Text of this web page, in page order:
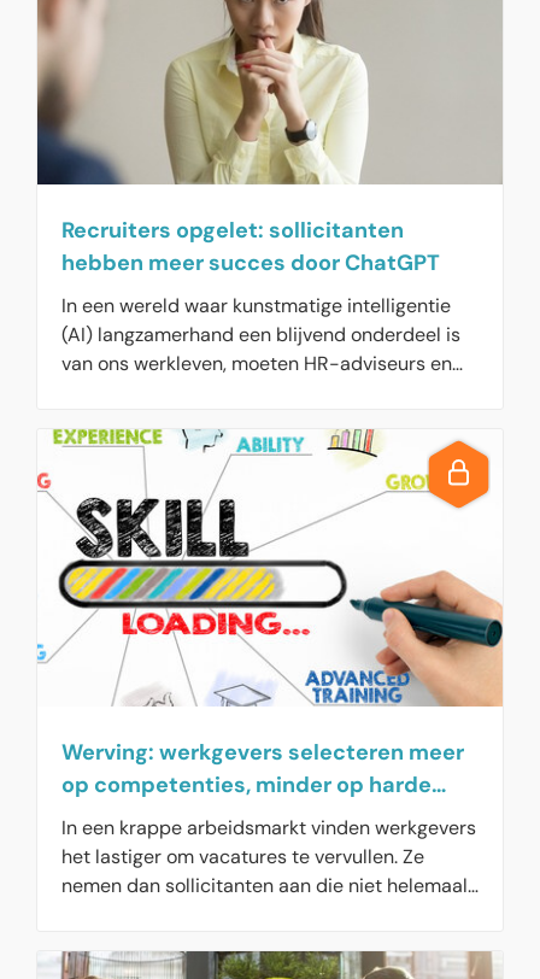
politiek voor lastige keuzes komt te staan.
Recruiters opgelet: sollicitanten
hebben meer succes door ChatGPT
In een wereld waar kunstmatige intelligentie
(AI) langzamerhand een blijvend onderdeel is
van ons werkleven, moeten HR-adviseurs en
hebben deze AI-tool ontdekt en dat is niet
voor niets. Want recent onderzoek laat zien, dat
bijna driekwart van de sollicitanten vaker
wordt uitgenodigd voor gesprekken na het
gebruik van deze tool.
Werving: werkgevers selecteren meer
op competenties, minder op harde
functie-eisen
In een krappe arbeidsmarkt vinden werkgevers
het lastiger om vacatures te vervullen. Ze
nemen dan sollicitanten aan die niet helemaal
en diploma's. In plaats daarvan selecteren